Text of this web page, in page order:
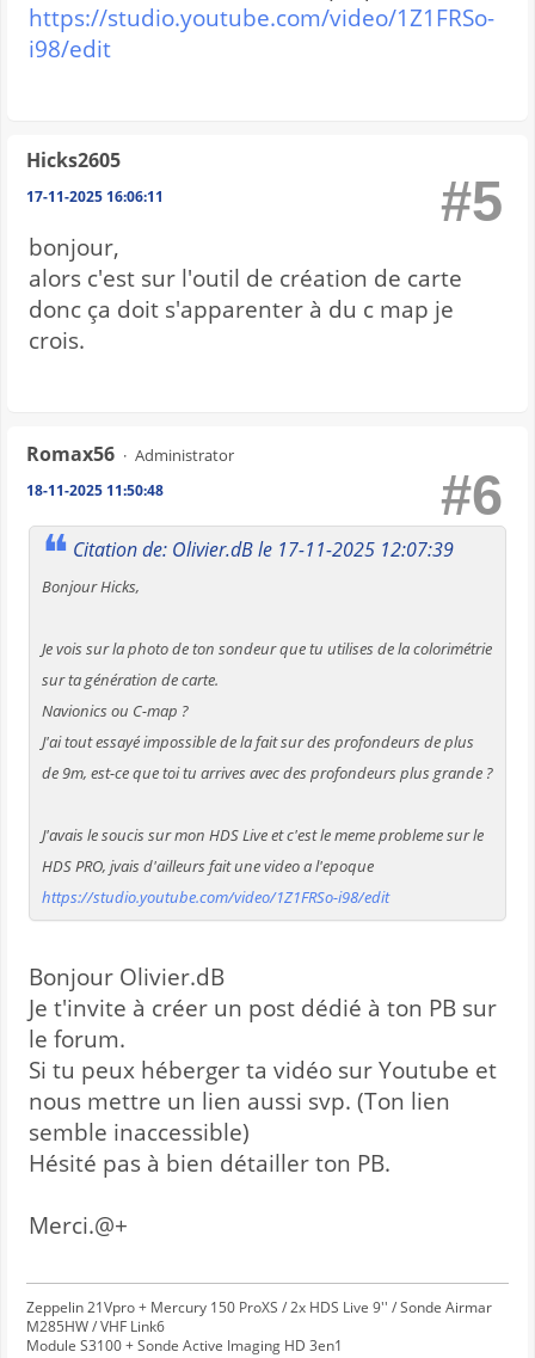
https://studio.youtube.com/video/1Z1FRSo-
i98/edit
Hicks2605
17-11-2025 16:06:11 #5
bonjour,
alors c'est sur l'outil de création de carte
donc ça doit s'apparenter à du c map je
crois.
Romax56 Administrator
18-11-2025 11:50:48 #6
Citation de: Olivier.dB le 17-11-2025 12:07:39
Bonjour Hicks,
Je vois sur la photo de ton sondeur que tu utilises de la colorimétrie
sur ta génération de carte.
Navionics ou C-map ?
J'ai tout essayé impossible de la fait sur des profondeurs de plus
de 9m, est-ce que toi tu arrives avec des profondeurs plus grande ?
J'avais le soucis sur mon HDS Live et c'est le meme probleme sur le
HDS PRO, jvais d'ailleurs fait une video a l'epoque
https://studio.youtube.com/video/1Z1FRSo-i98/edit
Bonjour Olivier.dB
Je t'invite à créer un post dédié à ton PB sur
le forum.
Si tu peux héberger ta vidéo sur Youtube et
nous mettre un lien aussi svp. (Ton lien
semble inaccessible)
Hésité pas à bien détailler ton PB.
Merci.@+
Zeppelin 21Vpro + Mercury 150 ProXS / 2x HDS Live 9'' / Sonde Airmar
M285HW / VHF Link6
Module S3100 + Sonde Active Imaging HD 3en1